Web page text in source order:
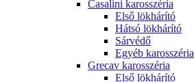
Casalini karosszéria
Első lökhárító
Hátsó lökhárító
Sárvédő
Egyéb karosszéria
Grecav karosszéria
Első lökhárító